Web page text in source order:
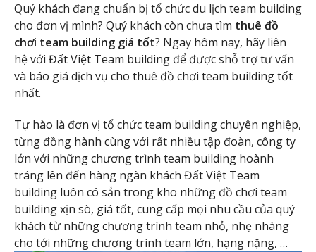
Quý khách đang chuẩn bị tổ chức du lịch team building
cho đơn vị mình? Quý khách còn chưa tìm thuê đồ
chơi team building giá tốt? Ngay hôm nay, hãy liên
hệ với Đất Việt Team building để được shỗ trợ tư vấn
và báo giá dịch vụ cho thuê đồ chơi team building tốt
nhất.
Tự hào là đơn vị tổ chức team building chuyên nghiệp,
từng đồng hành cùng với rất nhiều tập đoàn, công ty
lớn với những chương trình team building hoành
tráng lên đến hàng ngàn khách Đất Việt Team
building luôn có sẵn trong kho những đồ chơi team
building xịn sò, giá tốt, cung cấp mọi nhu cầu của quý
khách từ những chương trình team nhỏ, nhẹ nhàng
cho tới những chương trình team lớn, hạng nặng, …